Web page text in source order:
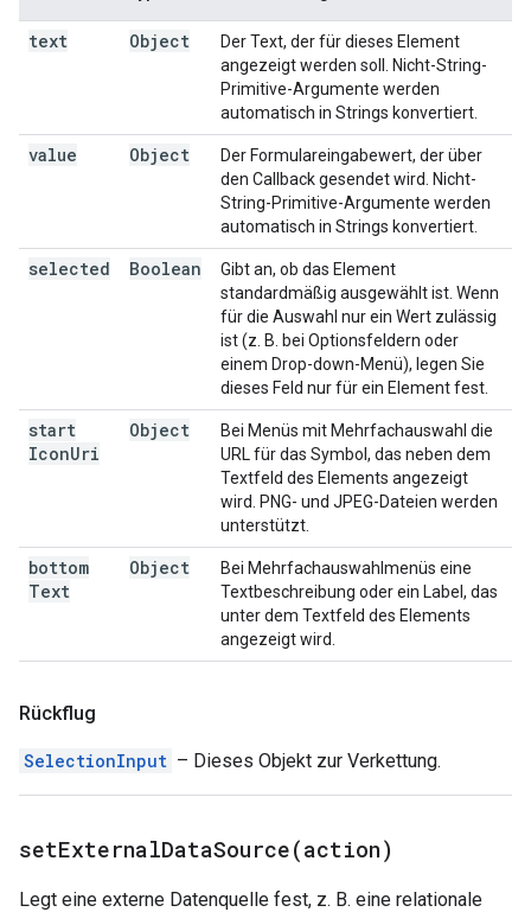
text Object
Der Text, der für dieses Element
angezeigt werden soll. Nicht-String-
Primitive-Argumente werden
automatisch in Strings konvertiert.
value Object
Der Formulareingabewert, der über
den Callback gesendet wird. Nicht-
String-Primitive-Argumente werden
automatisch in Strings konvertiert.
selected Boolean
Gibt an, ob das Element
standardmäßig ausgewählt ist. Wenn
für die Auswahl nur ein Wert zulässig
ist (z. B. bei Optionsfeldern oder
einem Drop-down-Menü), legen Sie
dieses Feld nur für ein Element fest.
start
IconUri
Object
Bei Menüs mit Mehrfachauswahl die
URL für das Symbol, das neben dem
Textfeld des Elements angezeigt
wird. PNG- und JPEG-Dateien werden
unterstützt.
bottom
Text
Object
Bei Mehrfachauswahlmenüs eine
Textbeschreibung oder ein Label, das
unter dem Textfeld des Elements
angezeigt wird.
Rückflug
SelectionInput – Dieses Objekt zur Verkettung.
setExternalDataSource(action)
Legt eine externe Datenquelle fest, z. B. eine relationale